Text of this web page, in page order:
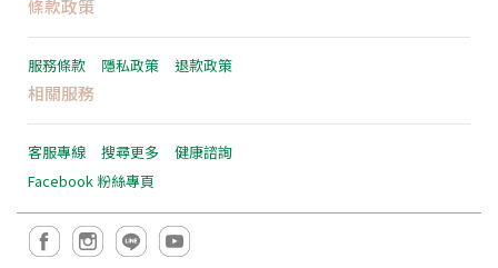
條款政策
服務條款 隱私政策 退款政策
相關服務
客服專線 搜尋更多
健康諮詢
Facebook 粉絲專頁